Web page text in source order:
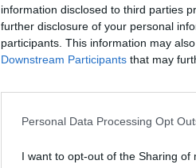
information disclosed to third parties
further disclosure of your personal
participants. This information may
Downstream Participants that may
Personal Data Processing Opt
I want to opt-out of the Sharing of